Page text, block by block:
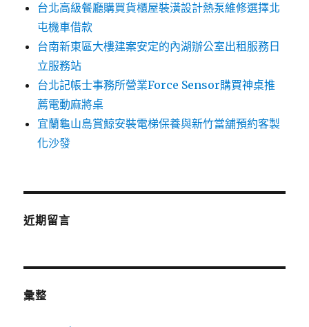
台北高級餐廳購買貨櫃屋裝潢設計熱泵維修選擇北
屯機車借款
台南新東區大樓建案安定的內湖辦公室出租服務日
立服務站
台北記帳士事務所營業Force Sensor購買神桌推
薦電動麻將桌
宜蘭龜山島賞鯨安裝電梯保養與新竹當舖預約客製
化沙發
近期留言
彙整